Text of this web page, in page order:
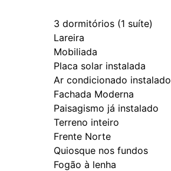
3 dormitórios (1 suíte)
Lareira
Mobiliada
Placa solar instalada
Ar condicionado instalado
Fachada Moderna
Paisagismo já instalado
Terreno inteiro
Frente Norte
Quiosque nos fundos
Fogão à lenha